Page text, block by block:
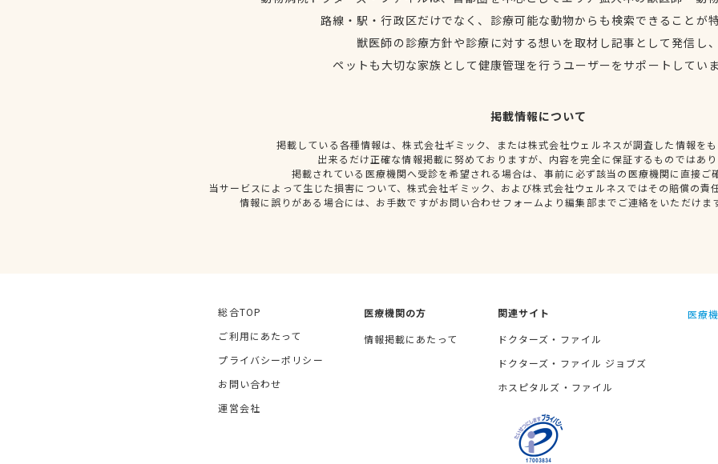
路線・駅・行政区だけでなく、診療可能な動物からも検索できることが
獣医師の診療方針や診療に対する想いを取材し記事として発信し
ペットも大切な家族として健康管理を行うユーザーをサポートしてい
掲載情報について
掲載している各種情報は、株式会社ギミック、または株式会社ウェルネスが調査した情報を
出来るだけ正確な情報掲載に努めておりますが、内容を完全に保証するものではあ
掲載されている医療機関へ受診を希望される場合は、事前に必ず該当の医療機関に直接ご
当サービスによって生じた損害について、株式会社ギミック、および株式会社ウェルネスではその賠償の責
情報に誤りがある場合には、お手数ですがお問い合わせフォームより編集部までご連絡をいただけま
総合TOP
ご利用にあたって
プライバシーポリシー
お問い合わせ
運営会社
医療機関の方
情報掲載にあたって
関連サイト
ドクターズ・ファイル
ドクターズ・ファイル ジョブズ
ホスピタルズ・ファイル
医療